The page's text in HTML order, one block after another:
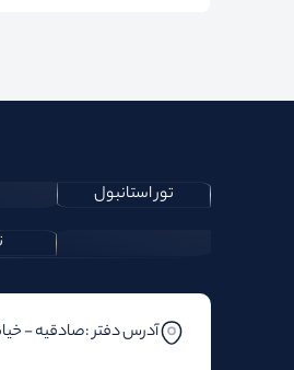
تور استانبول
آدرس دفتر :صادقیه -